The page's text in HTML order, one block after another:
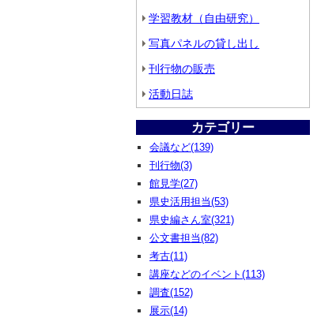
学習教材（自由研究）
写真パネルの貸し出し
刊行物の販売
活動日誌
カテゴリー
会議など(139)
刊行物(3)
館見学(27)
県史活用担当(53)
県史編さん室(321)
公文書担当(82)
考古(11)
講座などのイベント(113)
調査(152)
展示(14)